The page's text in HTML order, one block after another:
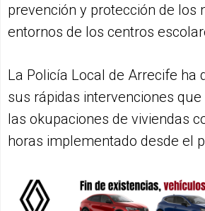
prevención y protección de los
entornos de los centros
La Policía Local de Arrecife ha
sus rápidas intervenciones
las okupaciones de viviendas
horas implementado desde el